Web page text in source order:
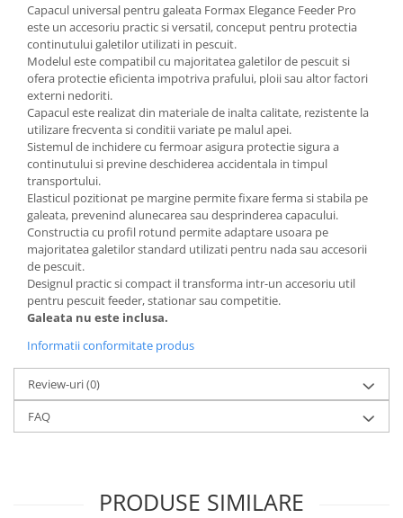
Capacul universal pentru galeata Formax Elegance Feeder Pro
este un accesoriu practic si versatil, conceput pentru protectia
continutului galetilor utilizati in pescuit.
Modelul este compatibil cu majoritatea galetilor de pescuit si
ofera protectie eficienta impotriva prafului, ploii sau altor factori
externi nedoriti.
Capacul este realizat din materiale de inalta calitate, rezistente la
utilizare frecventa si conditii variate pe malul apei.
Sistemul de inchidere cu fermoar asigura protectie sigura a
continutului si previne deschiderea accidentala in timpul
transportului.
Elasticul pozitionat pe margine permite fixare ferma si stabila pe
galeata, prevenind alunecarea sau desprinderea capacului.
Constructia cu profil rotund permite adaptare usoara pe
majoritatea galetilor standard utilizati pentru nada sau accesorii
de pescuit.
Designul practic si compact il transforma intr-un accesoriu util
pentru pescuit feeder, stationar sau competitie.
Galeata nu este inclusa.
Informatii conformitate produs
Review-uri(0)
FAQ
PRODUSE SIMILARE